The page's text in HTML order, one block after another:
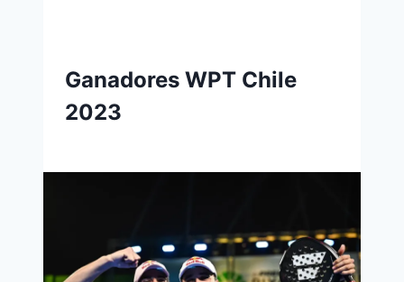
Ganadores WPT Chile
2023